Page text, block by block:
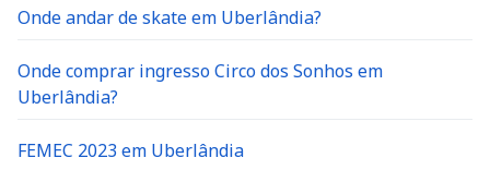
Onde andar de skate em Uberlândia?
Onde comprar ingresso Circo dos Sonhos em
Uberlândia?
FEMEC 2023 em Uberlândia